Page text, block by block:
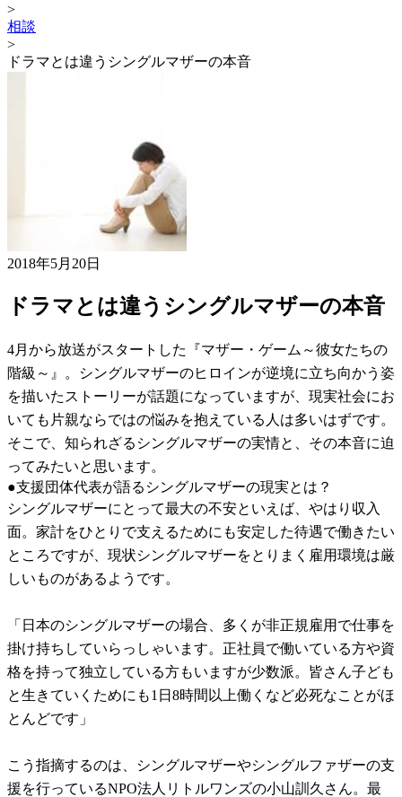
>
相談
>
ドラマとは違うシングルマザーの本音
2018年5月20日
ドラマとは違うシングルマザーの本音
4月から放送がスタートした『マザー・ゲーム～彼女たちの
階級～』。シングルマザーのヒロインが逆境に立ち向かう姿
を描いたストーリーが話題になっていますが、現実社会にお
いても片親ならではの悩みを抱えている人は多いはずです。
そこで、知られざるシングルマザーの実情と、その本音に迫
ってみたいと思います。
●支援団体代表が語るシングルマザーの現実とは？
シングルマザーにとって最大の不安といえば、やはり収入
面。家計をひとりで支えるためにも安定した待遇で働きたい
ところですが、現状シングルマザーをとりまく雇用環境は厳
しいものがあるようです。
「日本のシングルマザーの場合、多くが非正規雇用で仕事を
掛け持ちしていらっしゃいます。正社員で働いている方や資
格を持って独立している方もいますが少数派。皆さん子ども
と生きていくためにも1日8時間以上働くなど必死なことがほ
とんどです」
こう指摘するのは、シングルマザーやシングルファザーの支
援を行っているNPO法人リトルワンズの小山訓久さん。最